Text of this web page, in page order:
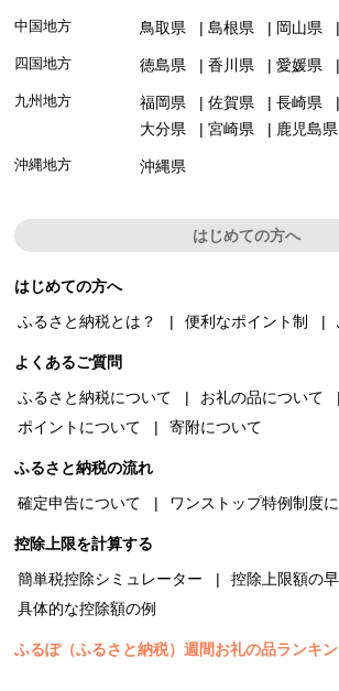
中国地方 鳥取県 島根県 岡山県
四国地方 徳島県 香川県 愛媛県
九州地方 福岡県 佐賀県 長崎県
大分県
宮崎県 鹿児島県
沖縄地方 沖縄県
はじめての方へ
はじめての方へ
ふるさと納税とは？
便利なポイント制
よくあるご質問
ふるさと納税について
お礼の品について
ポイントについて
寄附について
ふるさと納税の流れ
確定申告について
ワンストップ特例制度
控除上限を計算する
簡単税控除シミュレーター
控除上限額の
具体的な控除額の例
ふるぽ（ふるさと納税）週間お礼の品ランキ